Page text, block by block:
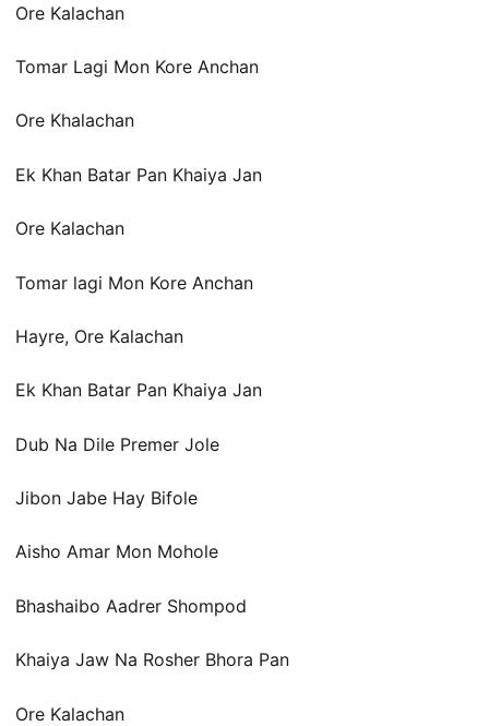
Ore Kalachan
Tomar Lagi Mon Kore Anchan
Ore Khalachan
Ek Khan Batar Pan Khaiya Jan
Ore Kalachan
Tomar lagi Mon Kore Anchan
Hayre, Ore Kalachan
Ek Khan Batar Pan Khaiya Jan
Dub Na Dile Premer Jole
Jibon Jabe Hay Bifole
Aisho Amar Mon Mohole
Bhashaibo Aadrer Shompod
Khaiya Jaw Na Rosher Bhora Pan
Ore Kalachan